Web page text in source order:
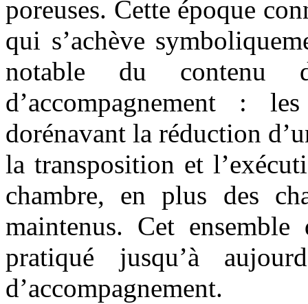
poreuses. Cette époque
qui s’achève
notable du contenu
d’accompagnement :
dorénavant la réduction
la transposition et
chambre, en plus des
maintenus. Cet
pratiqué jusqu’à
d’accompagnement.